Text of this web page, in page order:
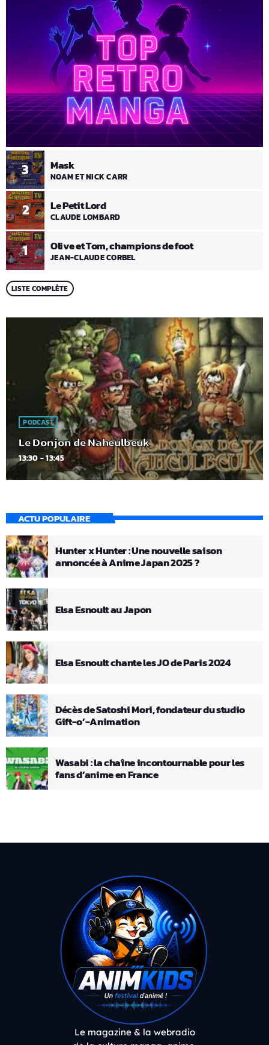
1 Olive et Tom, champions de foot
JEAN-CLAUDE CORBEL
2 Le Petit Lord
CLAUDE LOMBARD
3 Mask
NOAM ET NICK CARR
LISTE COMPLÈTE
PODCAST
Le Donjon de Naheulbeuk
13:30 - 13:45
ACTU POPULAIRE
Hunter x Hunter : Une nouvelle saison
annoncée à Anime Japan 2025 ?
Elsa Esnoult au Japon
Elsa Esnoult chante les JO de Paris 2024
Décès de Satoshi Mori, fondateur du studio
Gift-o’-Animation
Wasabi : la chaîne incontournable pour les
fans d’anime en France
Le magazine & la webradio